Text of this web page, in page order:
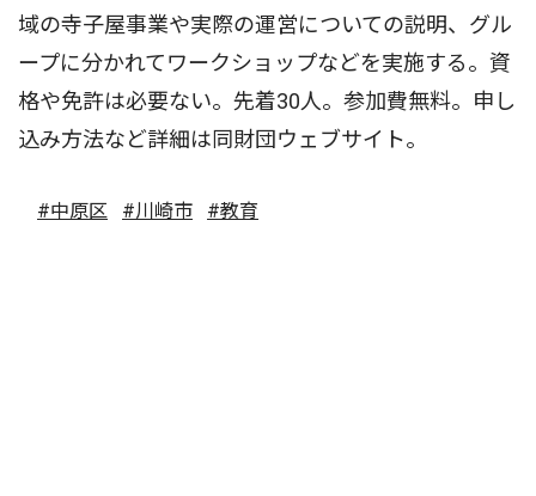
域の寺子屋事業や実際の運営についての説明、グル
ープに分かれてワークショップなどを実施する。資
格や免許は必要ない。先着30人。参加費無料。申し
込み方法など詳細は同財団ウェブサイト。
#中原区 #川崎市 #教育